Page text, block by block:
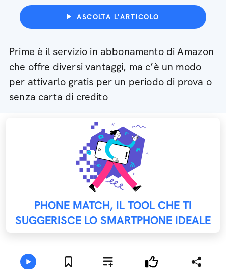
ASCOLTA L'ARTICOLO
Prime è il servizio in abbonamento di Amazon
che offre diversi vantaggi, ma c’è un modo
per attivarlo gratis per un periodo di prova o
senza carta di credito
PHONE MATCH, IL TOOL CHE TI
SUGGERISCE LO SMARTPHONE IDEALE